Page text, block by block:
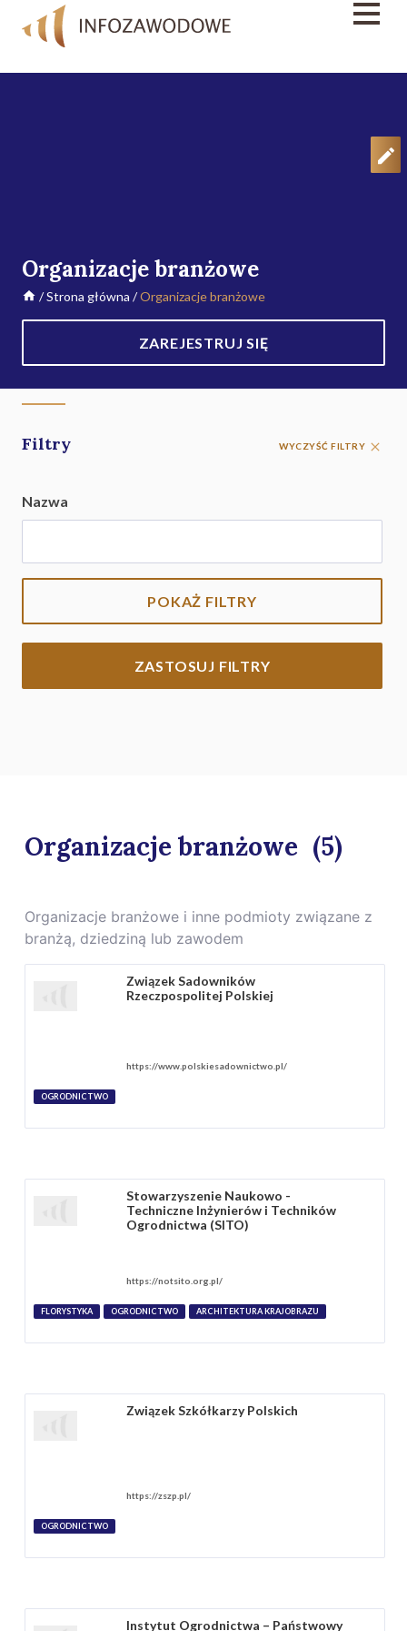
Organizacje branżowe
/Strona główna /Organizacje branżowe
ZAREJESTRUJ SIĘ
Filtry WYCZYŚĆ FILTRY
Nazwa
POKAŻ FILTRY
ZASTOSUJ FILTRY
Organizacje branżowe (5)
Organizacje branżowe i inne podmioty związane z
branżą, dziedziną lub zawodem
Związek Sadowników
Rzeczpospolitej Polskiej
https://www.polskiesadownictwo.pl/
OGRODNICTWO
Stowarzyszenie Naukowo -
Techniczne Inżynierów i Techników
Ogrodnictwa (SITO)
https://notsito.org.pl/
FLORYSTYKA OGRODNICTWO ARCHITEKTURA KRAJOBRAZU
Związek Szkółkarzy Polskich
https://zszp.pl/
OGRODNICTWO
Instytut Ogrodnictwa – Państwowy